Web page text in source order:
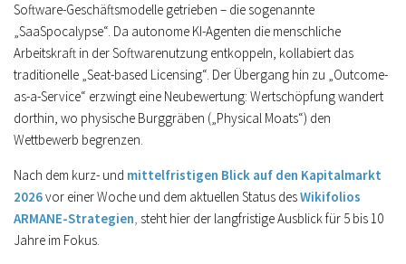
Software-Geschäftsmodelle getrieben – die sogenannte
„SaaSpocalypse“. Da autonome KI-Agenten die menschliche
Arbeitskraft in der Softwarenutzung entkoppeln, kollabiert das
traditionelle „Seat-based Licensing“. Der Übergang hin zu „Outcome-
as-a-Service“ erzwingt eine Neubewertung: Wertschöpfung wandert
dorthin, wo physische Burggräben („Physical Moats“) den
Wettbewerb begrenzen.
Nach dem kurz- und mittelfristigen Blick auf den Kapitalmarkt
2026vor einer Woche und dem aktuellen Status desWikifolios
ARMANE-Strategien, steht hier der langfristige Ausblick für 5 bis 10
Jahre im Fokus.